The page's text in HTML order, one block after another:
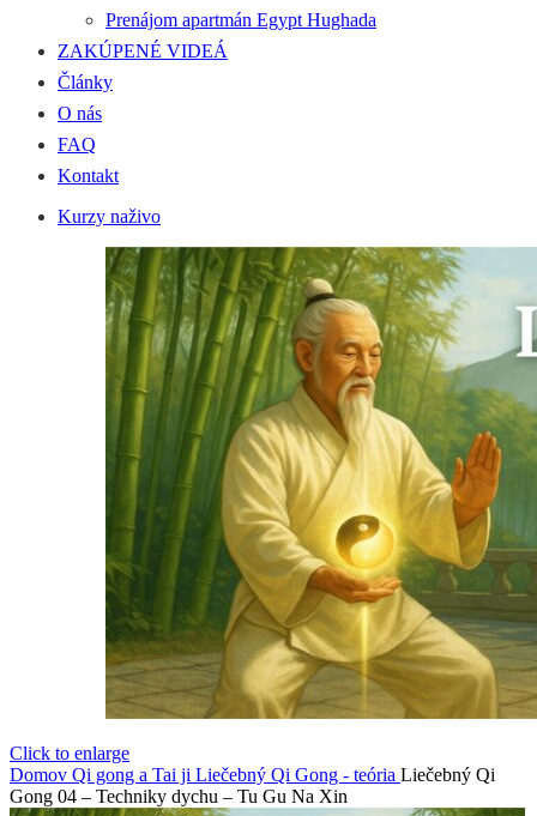
Prenájom apartmán Egypt Hughada
ZAKÚPENÉ VIDEÁ
Články
O nás
FAQ
Kontakt
Kurzy naživo
Click to enlarge
Domov Qi gong a Tai ji Liečebný Qi Gong - teória Liečebný Qi
Gong 04 – Techniky dychu – Tu Gu Na Xin